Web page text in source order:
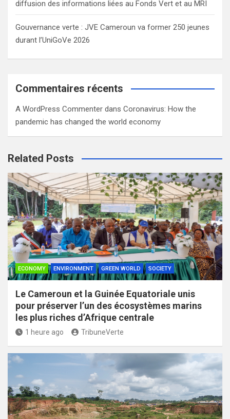
diffusion des informations liées au Fonds Vert et au MRI
Gouvernance verte : JVE Cameroun va former 250 jeunes
durant l’UniGoVe 2026
Commentaires récents
A WordPress Commenter dans Coronavirus: How the
pandemic has changed the world economy
Related Posts
ECONOMY ENVIRONMENT GREEN WORLD SOCIETY
Le Cameroun et la Guinée Equatoriale unis
pour préserver l’un des écosystèmes marins
les plus riches d’Afrique centrale
1 heure ago TribuneVerte